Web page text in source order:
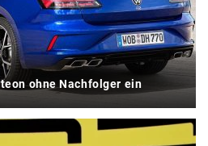
ohne Nachfolger ein